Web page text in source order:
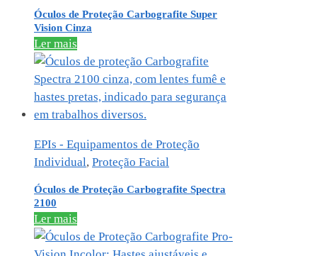
Óculos de Proteção Carbografite Super
Vision Cinza
Ler mais
EPIs - Equipamentos de Proteção
Individual, Proteção Facial
Óculos de Proteção Carbografite Spectra
2100
Ler mais